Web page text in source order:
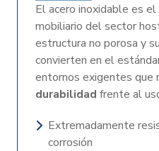
El acero inoxidable es
mobiliario del sector
estructura no porosa y
convierten en el
entornos exigentes que
durabilidad frente al
Extremadamente
corrosión